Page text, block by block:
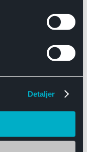
Detaljer